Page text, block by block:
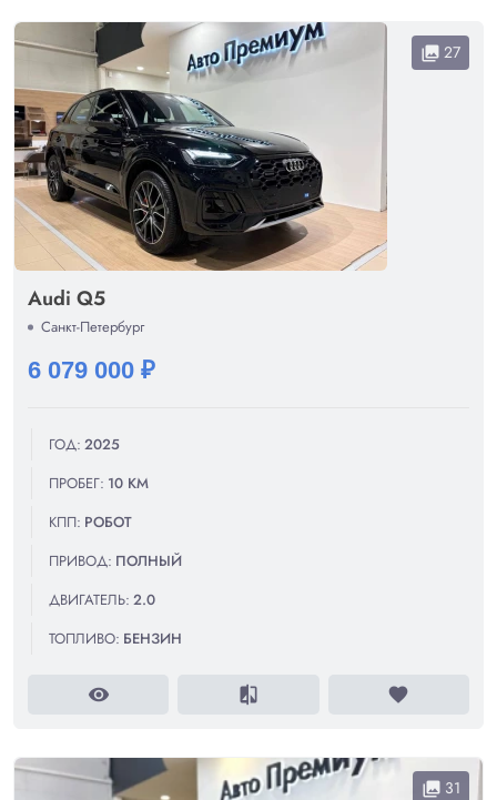
collections 27
Audi Q5
Санкт-Петербург
6 079 000 ₽
ГОД: 2025
ПРОБЕГ: 10 КМ
КПП: РОБОТ
ПРИВОД: ПОЛНЫЙ
ДВИГАТЕЛЬ: 2.0
ТОПЛИВО: БЕНЗИН
visibility compare favorite
collections 31